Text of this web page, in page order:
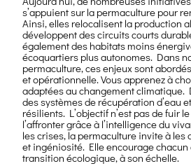
s’appuient sur la permaculture pour
Ainsi, elles relocalisent la production
développent des circuits courts
également des habitats moins
écoquartiers plus autonomes. Dans
permaculture, ces enjeux sont
et opérationnelle. Vous apprenez à
adaptées au changement climatique.
des systèmes de récupération d’eau
résilients. L’objectif n’est pas de fuir
l’affronter grâce à l’intelligence du
les crises, la permaculture invite à
et ingéniosité. Elle encourage
transition écologique, à son échelle.